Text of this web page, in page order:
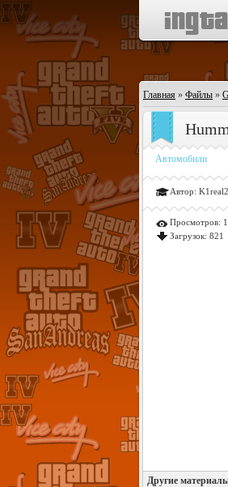
Главная » Файлы »
Автомобили
Автор:
Просмотров:
Загрузок: 821
Другие